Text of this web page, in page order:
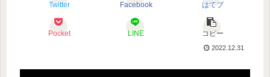
Twitter Facebook はてブ
Pocket LINE コピー
2022.12.31